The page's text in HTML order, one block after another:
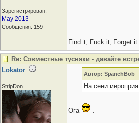
Зарегистрирован:
May 2013
Сообщения: 159
Find it, Fuck it, Forget
Re: Совместные тусняки - давайте
Lokator
StripDon
Автор: SpanchBob
На сени
Ога .